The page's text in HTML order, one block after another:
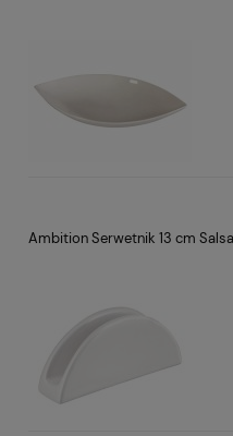
Ambition Serwetnik 13 cm Salsa